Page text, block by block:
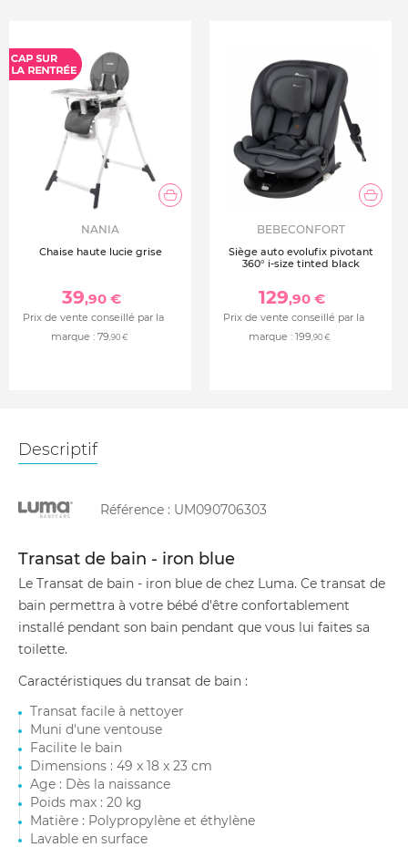
NANIA
Chaise haute lucie grise
39,90 €
Prix de vente conseillé par la
marque : 79,90 €
BEBECONFORT
Siège auto evolufix pivotant
360° i-size tinted black
129,90 €
Prix de vente conseillé par la
marque : 199,90 €
Descriptif
Référence : UM090706303
Transat de bain - iron blue
Le Transat de bain - iron blue de chez Luma. Ce transat de
bain permettra à votre bébé d'être confortablement
installé pendant son bain pendant que vous lui faites sa
toilette.
Caractéristiques du transat de bain :
Transat facile à nettoyer
Muni d'une ventouse
Facilite le bain
Dimensions : 49 x 18 x 23 cm
Age : Dès la naissance
Poids max : 20 kg
Matière : Polypropylène et éthylène
Lavable en surface